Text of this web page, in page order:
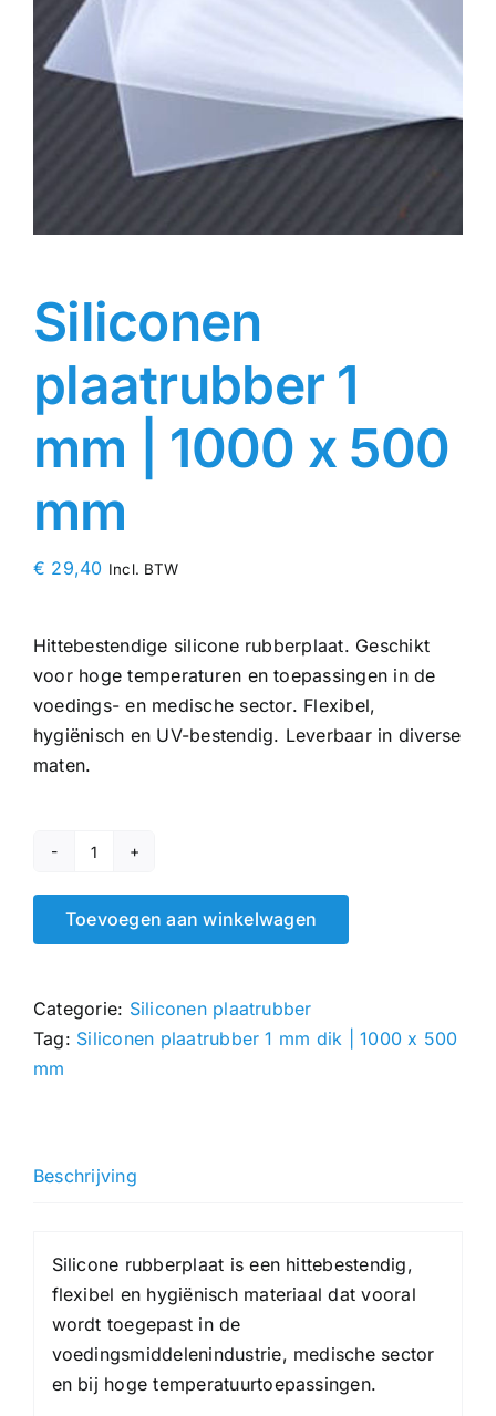
Contact
Rubbersoorten
Siliconen
plaatrubber 1
mm | 1000 x 500
mm
€ 29,40 Incl. BTW
Hittebestendige silicone rubberplaat. Geschikt
voor hoge temperaturen en toepassingen in de
voedings- en medische sector. Flexibel,
hygiënisch en UV-bestendig. Leverbaar in diverse
maten.
Siliconen
plaatrubber
1
1000
x
Toevoegen aan winkelwagen
Categorie: Siliconen plaatrubber
Tag: Siliconen plaatrubber 1 mm dik | 1000 x 500
mm
Beschrijving
Silicone rubberplaat is een hittebestendig,
flexibel en hygiënisch materiaal dat vooral
wordt toegepast in de
voedingsmiddelenindustrie, medische sector
en bij hoge temperatuurtoepassingen.